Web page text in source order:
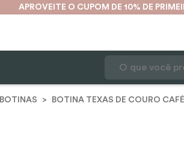
APROVEITE O CUPOM DE 10% DE
BOTINAS BOTINA TEXAS DE COURO